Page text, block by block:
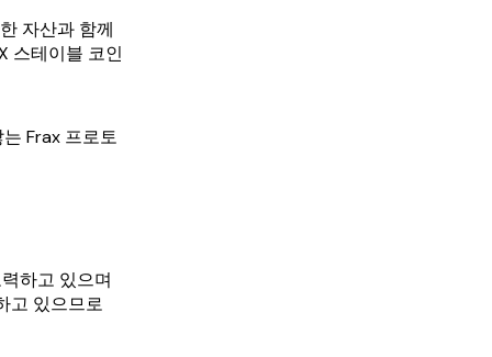
자산과 함께
스테이블 코인
Frax 프로토
하고 있으며
고 있으므로